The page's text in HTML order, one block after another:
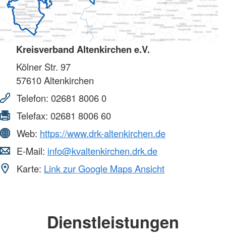
Kreisverband Altenkirchen e.V.
Kölner Str. 97
57610Altenkirchen
Telefon: 02681 8006 0
Telefax: 02681 8006 60
Web: https://www.drk-altenkirchen.de
E-Mail: info@kvaltenkirchen.drk.de
Karte: Link zur Google Maps Ansicht
Dienstleistungen